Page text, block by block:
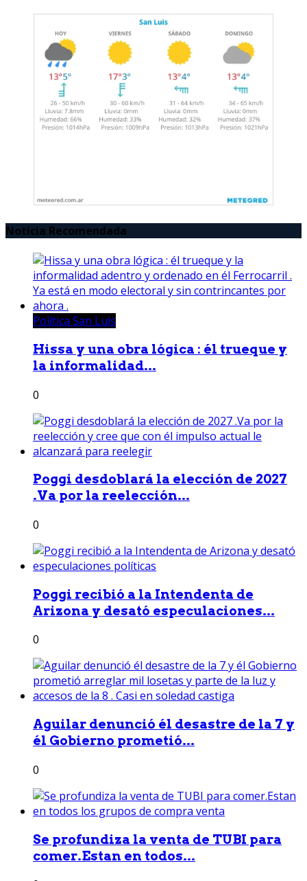
Noticia Recomendada
Política San Luis
Hissa y una obra lógica : él trueque y
la informalidad...
0
Poggi desdoblará la elección de 2027
.Va por la reelección...
0
Poggi recibió a la Intendenta de
Arizona y desató especulaciones...
0
Aguilar denunció él desastre de la 7 y
él Gobierno prometió...
0
Se profundiza la venta de TUBI para
comer.Estan en todos...